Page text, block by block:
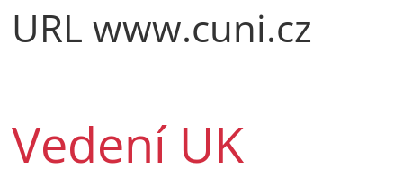
URL www.cuni.cz
Vedení UK